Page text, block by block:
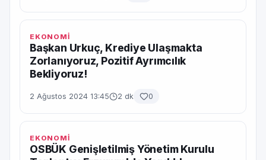
EKONOMİ
Başkan Urkuç, Krediye Ulaşmakta
Zorlanıyoruz, Pozitif Ayrımcılık
Bekliyoruz!
2 Ağustos 2024 13:45 2 dk 0
EKONOMİ
OSBÜK Genişletilmiş Yönetim Kurulu